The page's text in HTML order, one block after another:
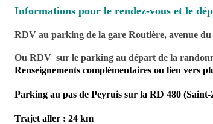
Informations pour le rendez-vous et le
RDV au parking de la gare Routière, avenue
Ou RDV sur le parking au départ de la
Renseignements complémentaires ou lien vers
Parking au pas de Peyruis sur la RD 480
Trajet aller : 24 km